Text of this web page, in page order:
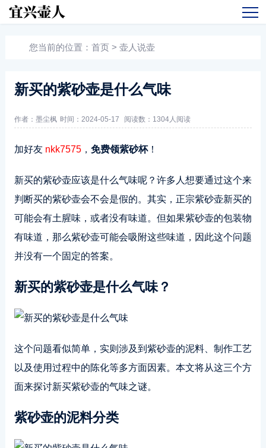
您当前的位置： 首页 > 壶人说壶
新买的紫砂壶是什么气味
作者：墨尘枫 时间：2024-05-17 阅读数： 1304人阅读
加好友 nkk7575， 免费领紫砂杯！
新买的紫砂壶应该是什么气味呢？许多人想要通过这个来
判断买的紫砂壶会不会是假的。其实，正宗紫砂壶新买的
可能会有土腥味，或者没有味道。但如果紫砂壶的包装物
有味道，那么紫砂壶可能会吸附这些味道，因此这个问题
并没有一个固定的答案。
新买的紫砂壶是什么气味？
这个问题看似简单，实则涉及到紫砂壶的泥料、制作工艺
以及使用过程中的陈化等多方面因素。本文将从这三个方
面来探讨新买紫砂壶的气味之谜。
紫砂壶的泥料分类